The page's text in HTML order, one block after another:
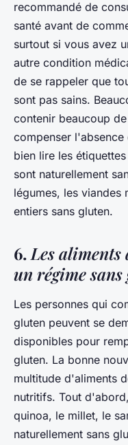
recommandé de
santé avant de
surtout si vous avez
autre condition
de se rappeler que
sont pas sains.
contenir beaucoup
compenser
bien lire les
sont naturellement
légumes, les viandes
entiers sans gluten.
6. Les
un régime sans
Les personnes qui
gluten peuvent se
disponibles pour
gluten. La bonne
multitude d'aliments
nutritifs. Tout
quinoa, le millet, le
naturellement sans